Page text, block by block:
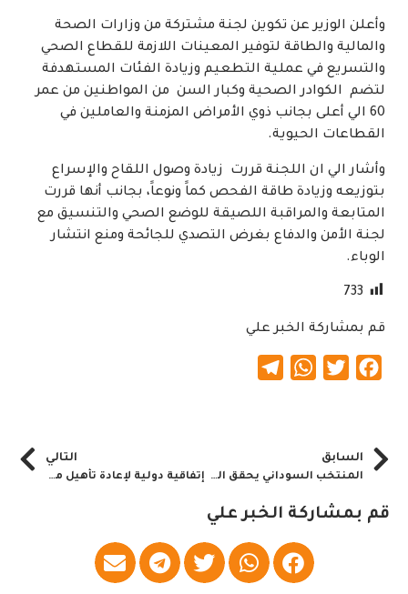
وأعلن الوزير عن تكوين لجنة مشتركة من وزارات الصحة
والمالية والطاقة لتوفير المعينات اللازمة للقطاع الصحي
والتسريع في عملية التطعيم وزيادة الفئات المستهدفة
لتضم الكوادر الصحية وكبار السن من المواطنين من عمر
60 الي أعلى بجانب ذوي الأمراض المزمنة والعاملين في
القطاعات الحيوية.
وأشار الي ان اللجنة قررت زيادة وصول اللقاح والإسراع
بتوزيعه وزيادة طاقة الفحص كماََ ونوعاََ، بجانب أنها قررت
المتابعة والمراقبة اللصيقة للوضع الصحي والتنسيق مع
لجنة الأمن والدفاع بغرض التصدي للجائحة ومنع انتشار
الوباء.
733
قم بمشاركة الخبر علي
Facebook
Twitter
WhatsApp
السابق
المنتخب السوداني يحقق الفوز على ساوتومي
التالي
إتفاقية دولية لإعادة تأهيل مقر إتحاد الكره السوداني
قم بمشاركة الخبر علي